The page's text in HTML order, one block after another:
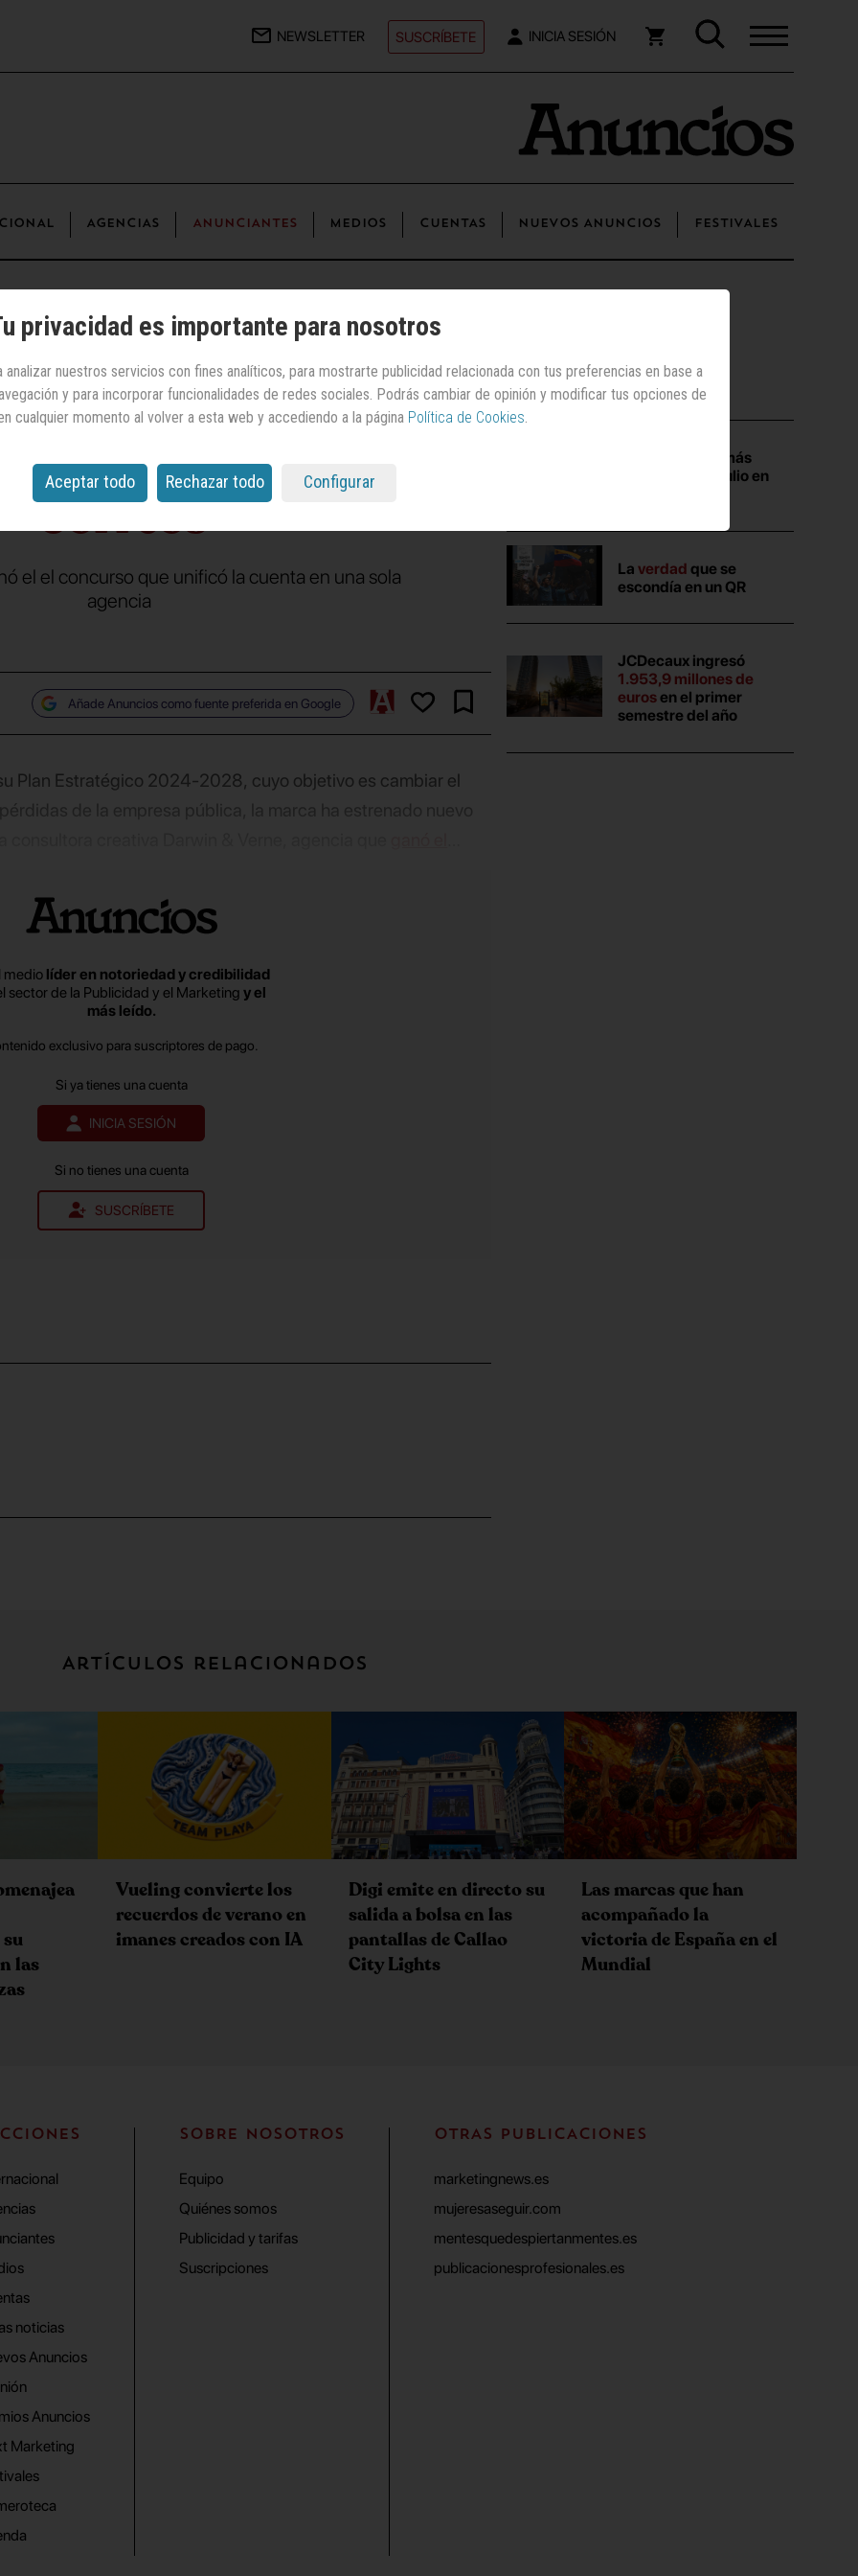
NEWSLETTER SUSCRÍBETE INICIA SESIÓN
AGENCIAS ANUNCIANTES MEDIOS CUENTAS NUEVOS ANUNCIOS FESTIVALES
Anunciantes
campaña del nuevo
de
Correos
el el concurso que unificó la cuenta en una sola
agencia
Añade Anuncios como fuente preferida en Google
Plan Estratégico 2024-2028, cuyo objetivo es cambiar el
de la empresa pública, la marca ha estrenado nuevo
medio líder en notoriedad y credibilidad
sector de la Publicidad y el Marketing y el
más leído.
exclusivo para suscriptores de pago.
Si ya tienes una cuenta
INICIA SESIÓN
Si no tienes una cuenta
SUSCRÍBETE
Posts recientes
Las campañas más
vistas durante julio en
La verdad que se
escondía en un QR
JCDecaux ingresó
1.953,9 millones de
eurosen el primer
semestre del año
Artículos relacionados
las
Vueling convierte los
recuerdos de verano en
imanes creados con IA
Digi emite en directo su
salida a bolsa en las
pantallas de Callao
City Lights
Las marcas que han
acompañado la
victoria de España en el
Mundial
privacidad es importante para nosotros
nuestros servicios con fines analíticos, para mostrarte publicidad relacionada con tus preferencias en base a
y para incorporar funcionalidades de redes sociales. Podrás cambiar de opinión y modificar tus opciones de
cualquier momento al volver a esta web y accediendo a la página Política de Cookies
Aceptar todo Rechazar todo Configurar
noticias
Anuncios
Anuncios
Marketing
SOBRE NOSOTROS
Equipo
Quiénes somos
Publicidad y tarifas
Suscripciones
OTRAS PUBLICACIONES
marketingnews.es
mujeresaseguir.com
mentesquedespiertanmentes.es
publicacionesprofesionales.es